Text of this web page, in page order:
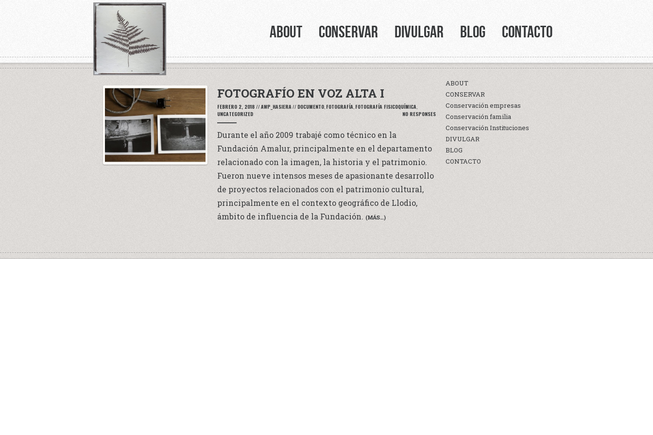
ABOUT CONSERVAR DIVULGAR BLOG CONTACTO
FOTOGRAFÍO EN VOZ ALTA I
FEBRERO 2, 2018 //AWP_HASIERA// DOCUMENTO, FOTOGRAFÍA, FOTOGRAFÍA FISICOQUÍMICA,
UNCATEGORIZED
NO RESPONSES
Durante el año 2009 trabajé como técnico en la
Fundación Amalur, principalmente en el departamento
relacionado con la imagen, la historia y el patrimonio.
Fueron nueve intensos meses de apasionante desarrollo
de proyectos relacionados con el patrimonio cultural,
principalmente en el contexto geográfico de Llodio,
ámbito de influencia de la Fundación. (MÁS…)
ABOUT
CONSERVAR
Conservación empresas
Conservación familia
Conservación Instituciones
DIVULGAR
BLOG
CONTACTO